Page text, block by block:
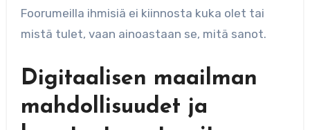
Foorumeilla ihmisiä ei kiinnosta kuka olet tai
mistä tulet, vaan ainoastaan se, mitä sanot.
Digitaalisen maailman
mahdollisuudet ja